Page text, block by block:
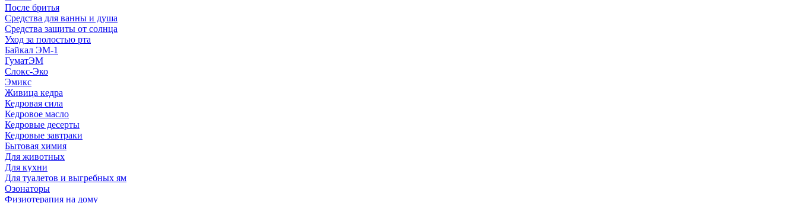
После бритья
Средства для ванны и душа
Средства защиты от солнца
Уход за полостью рта
Байкал ЭМ-1
ГуматЭМ
Слокс-Эко
Эмикс
Живица кедра
Кедровая сила
Кедровое масло
Кедровые десерты
Кедровые завтраки
Бытовая химия
Для животных
Для кухни
Для туалетов и выгребных ям
Озонаторы
Физиотерапия на дому